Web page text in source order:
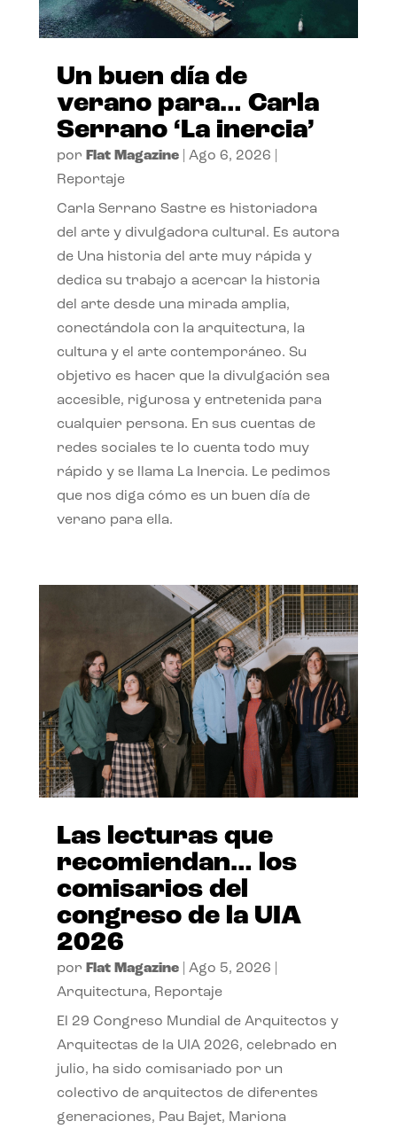
Un buen día de
verano para… Carla
Serrano ‘La inercia’
por Flat Magazine| Ago 6, 2026
Reportaje
Carla Serrano Sastre es historiadora
del arte y divulgadora cultural. Es autora
de Una historia del arte muy rápida y
dedica su trabajo a acercar la historia
del arte desde una mirada amplia,
conectándola con la arquitectura, la
cultura y el arte contemporáneo. Su
objetivo es hacer que la divulgación sea
accesible, rigurosa y entretenida para
cualquier persona. En sus cuentas de
redes sociales te lo cuenta todo muy
rápido y se llama La Inercia. Le pedimos
que nos diga cómo es un buen día de
verano para ella.
Las lecturas que
recomiendan… los
comisarios del
congreso de la UIA
2026
por Flat Magazine| Ago 5, 2026
Arquitectura, Reportaje
El 29 Congreso Mundial de Arquitectos y
Arquitectas de la UIA 2026, celebrado en
julio, ha sido comisariado por un
colectivo de arquitectos de diferentes
generaciones, Pau Bajet, Mariona